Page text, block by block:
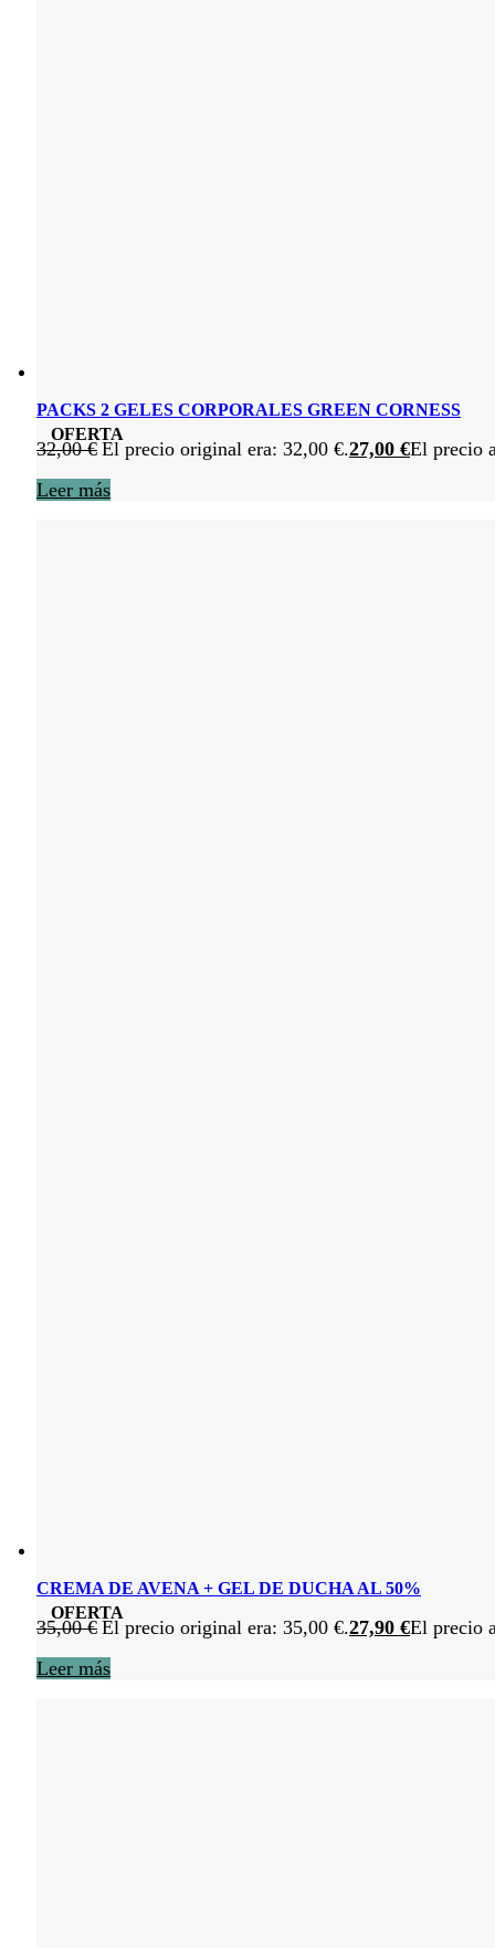
OFERTA
PACKS 2 GELES CORPORALES GREEN CORNESS
32,00€ El precio original era: 32,00 €.27,00 €El precio
Leer más
OFERTA
CREMA DE AVENA + GEL DE DUCHA AL 50%
35,00€ El precio original era: 35,00 €.27,90 €El precio
Leer más